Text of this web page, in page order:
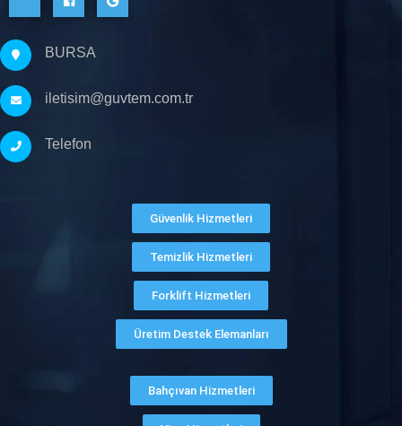
BURSA
iletisim@guvtem.com.tr
Telefon
Güvenlik Hizmetleri
Temizlik Hizmetleri
Forklift Hizmetleri
Üretim Destek Elemanları
Bahçıvan Hizmetleri